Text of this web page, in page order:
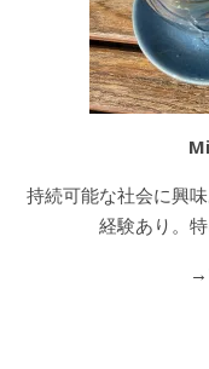
持続可能な社会に興
経験あり。
→